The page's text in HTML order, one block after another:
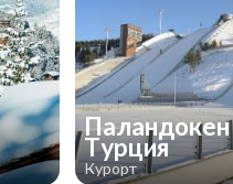
Турция
Курорт